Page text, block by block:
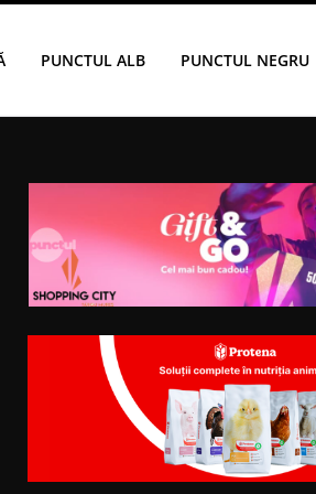
PUNCTUL ALB PUNCTUL NEGRU